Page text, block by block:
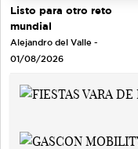
Listo para otro reto
mundial
Alejandro del Valle -
01/08/2026